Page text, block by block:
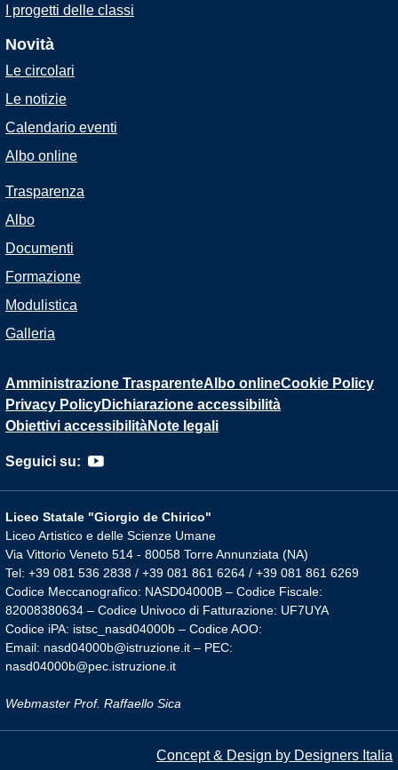
I progetti delle classi
Novità
Le circolari
Le notizie
Calendario eventi
Albo online
Trasparenza
Albo
Documenti
Formazione
Modulistica
Galleria
Amministrazione TrasparenteAlbo onlineCookie Policy
Privacy PolicyDichiarazione accessibilità
Obiettivi accessibilitàNote legali
Seguici su:
Liceo Statale "Giorgio de Chirico"
Liceo Artistico e delle Scienze Umane
Via Vittorio Veneto 514 - 80058 Torre Annunziata (NA)
Tel: +39 081 536 2838 / +39 081 861 6264 / +39 081 861 6269
Codice Meccanografico: NASD04000B – Codice Fiscale:
82008380634 – Codice Univoco di Fatturazione: UF7UYA
Codice iPA: istsc_nasd04000b – Codice AOO:
Email: nasd04000b@istruzione.it – PEC:
nasd04000b@pec.istruzione.it
Webmaster Prof. Raffaello Sica
Concept & Design by Designers Italia